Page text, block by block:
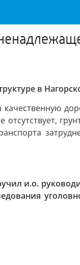
в
и.о.